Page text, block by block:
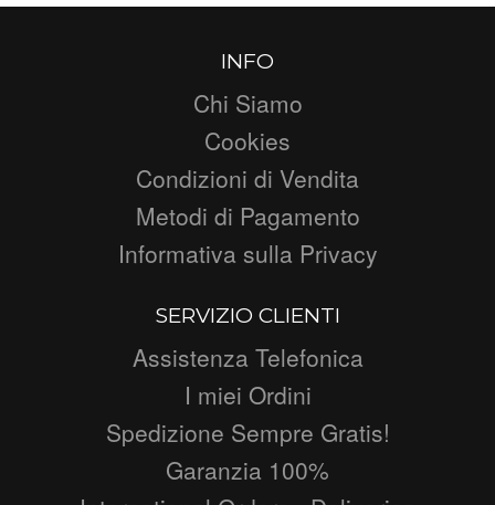
INFO
Chi Siamo
Cookies
Condizioni di Vendita
Metodi di Pagamento
Informativa sulla Privacy
SERVIZIO CLIENTI
Assistenza Telefonica
I miei Ordini
Spedizione Sempre Gratis!
Garanzia 100%